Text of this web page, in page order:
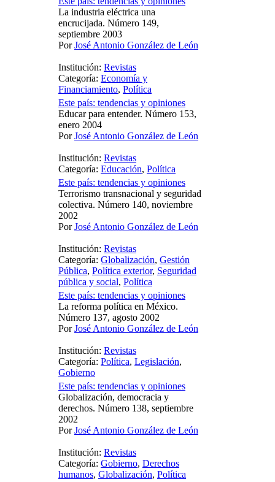
La industria eléctrica una
encrucijada. Número 149,
septiembre 2003
PorJosé Antonio González de León
Institución: Revistas
Categoría: Economía y
Financiamiento, Política
Este país: tendencias y opiniones
Educar para entender. Número 153,
enero 2004
PorJosé Antonio González de León
Institución: Revistas
Categoría: Educación, Política
Este país: tendencias y opiniones
Terrorismo transnacional y seguridad
colectiva. Número 140, noviembre
2002
PorJosé Antonio González de León
Institución: Revistas
Categoría: Globalización, Gestión
Pública, Política exterior, Seguridad
pública y social, Política
Este país: tendencias y opiniones
La reforma política en México.
Número 137, agosto 2002
PorJosé Antonio González de León
Institución: Revistas
Categoría: Política, Legislación,
Gobierno
Este país: tendencias y opiniones
Globalización, democracia y
derechos. Número 138, septiembre
2002
PorJosé Antonio González de León
Institución: Revistas
Categoría: Gobierno, Derechos
humanos, Globalización, Política